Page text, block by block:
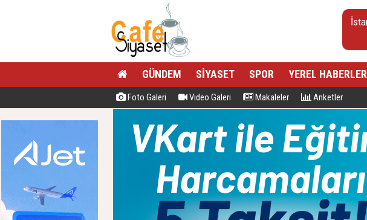
GÜNDEM SİYASET SPOR YEREL HABERLER
Foto Galeri Video Galeri Makaleler Anketler